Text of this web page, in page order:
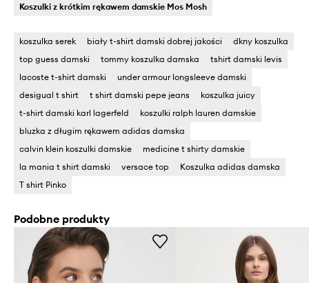
Koszulki z krótkim rękawem damskie Mos Mosh
koszulka serek biały t-shirt damski dobrej jakości
dkny koszulka
top guess damski
tommy koszulka damska
tshirt damski levis
lacoste t-shirt damski
under armour longsleeve damski
desigual t shirt
t shirt damski pepe jeans
koszulka juicy
t-shirt damski karl lagerfeld
koszulki ralph lauren damskie
bluzka z długim rękawem adidas damska
calvin klein koszulki damskie
medicine t shirty damskie
la mania t shirt damski
versace top
Koszulka adidas damska
T shirt Pinko
Podobne produkty